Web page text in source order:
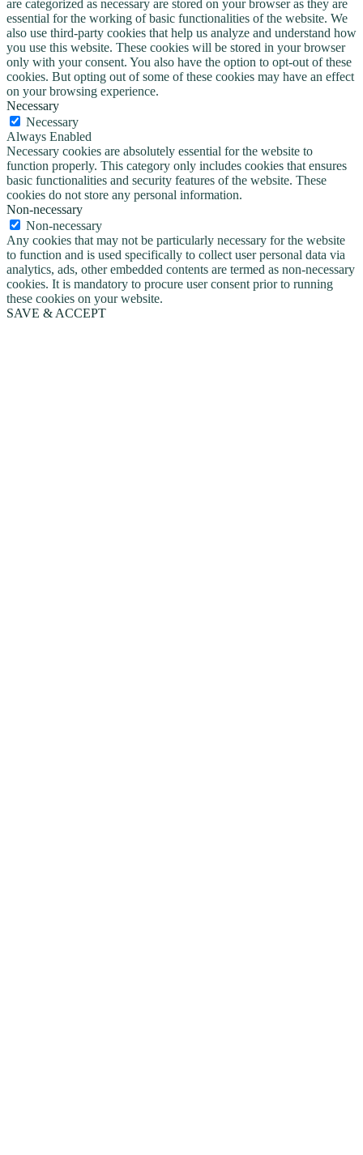
are categorized as necessary are stored on your browser as they are
essential for the working of basic functionalities of the website. We
also use third-party cookies that help us analyze and understand how
you use this website. These cookies will be stored in your browser
only with your consent. You also have the option to opt-out of these
cookies. But opting out of some of these cookies may have an effect
on your browsing experience.
Necessary
Necessary
Always Enabled
Necessary cookies are absolutely essential for the website to
function properly. This category only includes cookies that ensures
basic functionalities and security features of the website. These
cookies do not store any personal information.
Non-necessary
Non-necessary
Any cookies that may not be particularly necessary for the website
to function and is used specifically to collect user personal data via
analytics, ads, other embedded contents are termed as non-necessary
cookies. It is mandatory to procure user consent prior to running
these cookies on your website.
SAVE & ACCEPT